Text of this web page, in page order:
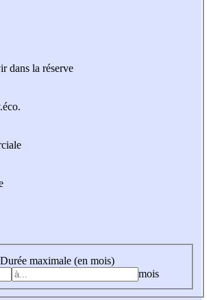
dans la réserve
Durée maximale (en mois)
mois